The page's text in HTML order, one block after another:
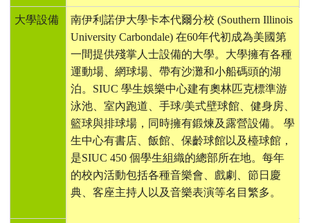
大學設備 南伊利諾伊大學卡本代爾分校 (Southern Illinois
University Carbondale)在60年代初成為美國第
一間提供殘掌人士設備的大學。大學擁有各種
運動場、網球場、帶有沙灘和小船碼頭的湖
泊。 SIUC學生娛樂中心建有奧林匹克標準游
泳池、室內跑道、手球/美式壁球館、健身房、
籃球與排球場，同時擁有鍛煉及露營設備。
學
生中心有書店、飯館、保齡球館以及檯球館，
是SIUC 450個學生組織的總部所在地。每年
的校內活動包括各種音樂會、戲劇、節日慶
典、客座主持人以及音樂表演等名目繁多。